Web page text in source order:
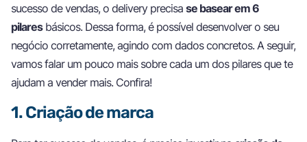
sucesso de vendas, o delivery precisa se basear em 6
pilaresbásicos. Dessa forma, é possível desenvolver o seu
negócio corretamente, agindo com dados concretos. A seguir,
vamos falar um pouco mais sobre cada um dos pilares que te
ajudam a vender mais. Confira!
1. Criação de marca